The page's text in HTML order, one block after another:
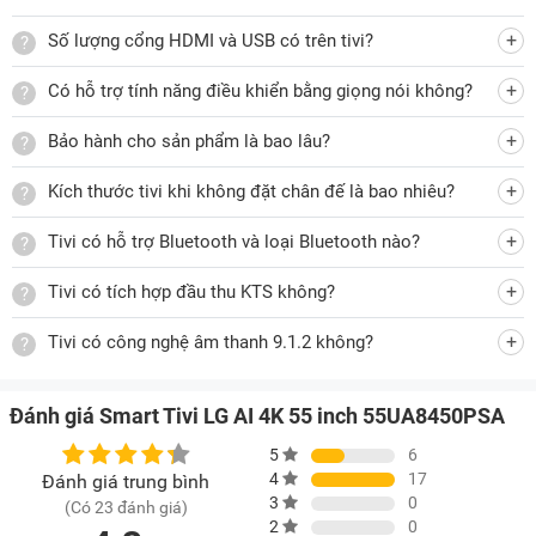
Tivi chạy trên nền hệ điều hành webOS 25 mới nhất, giao
diện thân thiện và mượt mà. Bạn có thể sử dụng Magic
Remote với nút AI chuyên biệt để:
Truy cập nhanh các ứng dụng giải trí yêu thích
Tìm kiếm bằng giọng nói với AI Voice ID
Tra cứu tức thì qua AI Search, hỏi đáp cùng AI Chatbot
Được gợi ý nội dung phù hợp với sở thích nhờ AI
Concierge
Tùy chỉnh hình ảnh và âm thanh theo gu cá nhân với AI
Picture Wizard và AI Sound Wizard
đúng nhu cầu của bạn.
Giải trí đỉnh cao – Game mượt, phim chân thực
Số lượng cổng HDMI và USB có trên tivi?
Có hỗ trợ tính năng điều khiển bằng giọng nói không?
Bảo hành cho sản phẩm là bao lâu?
Kích thước tivi khi không đặt chân đế là bao nhiêu?
Tivi có hỗ trợ Bluetooth và loại Bluetooth nào?
Tivi có tích hợp đầu thu KTS không?
Tivi có công nghệ âm thanh 9.1.2 không?
Đánh giá Smart Tivi LG AI 4K 55 inch 55UA8450PSA
Đánh giá trung bình
(Có 23 đánh giá)
5
6
4
17
3
0
2
0